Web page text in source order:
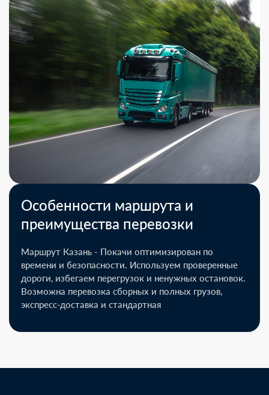
Особенности маршрута и
преимущества перевозки
Маршрут Казань - Покачи оптимизирован по
времени и безопасности. Используем проверенные
дороги, избегаем перегрузок и ненужных остановок.
Возможна перевозка сборных и полных грузов,
экспресс-доставка и стандартная